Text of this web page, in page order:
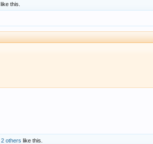
like this.
2 others like this.